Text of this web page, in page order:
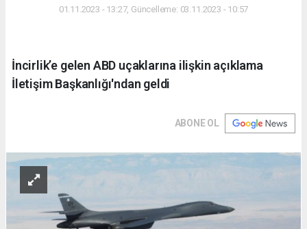
01.11.2023 - 13:27, Güncelleme: 03.11.2023 - 10:57
İncirlik’e gelen ABD uçaklarına ilişkin açıklama
İletişim Başkanlığı'ndan geldi
ABONE OL